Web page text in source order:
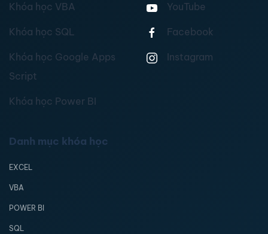
Khóa học VBA
Khóa học SQL
Khóa học Google Apps
Script
Khóa học Power BI
YouTube
Facebook
Instagram
Danh mục khóa học
EXCEL
VBA
POWER BI
SQL